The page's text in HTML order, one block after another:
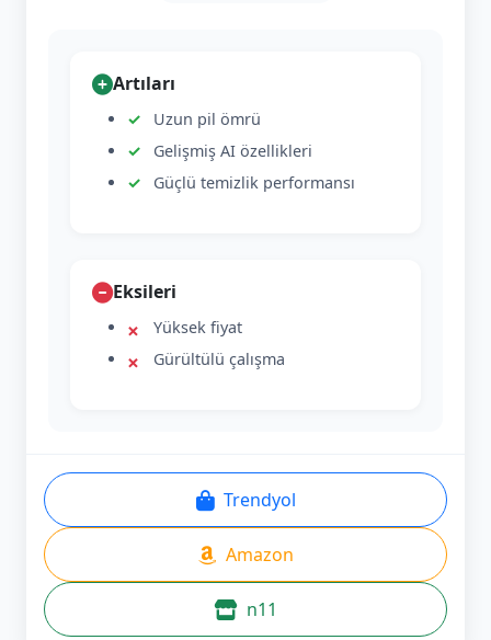
Artıları
Uzun pil ömrü
Gelişmiş AI özellikleri
Güçlü temizlik performansı
Eksileri
Yüksek fiyat
Gürültülü çalışma
Trendyol
Amazon
n11